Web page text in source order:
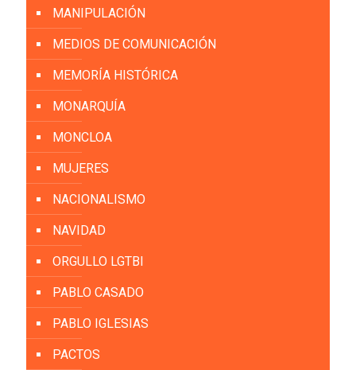
MANIPULACIÓN
MEDIOS DE COMUNICACIÓN
MEMORÍA HISTÓRICA
MONARQUÍA
MONCLOA
MUJERES
NACIONALISMO
NAVIDAD
ORGULLO LGTBI
PABLO CASADO
PABLO IGLESIAS
PACTOS